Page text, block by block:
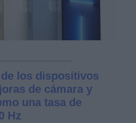
los dispositivos
de cámara y
una tasa de
Hz